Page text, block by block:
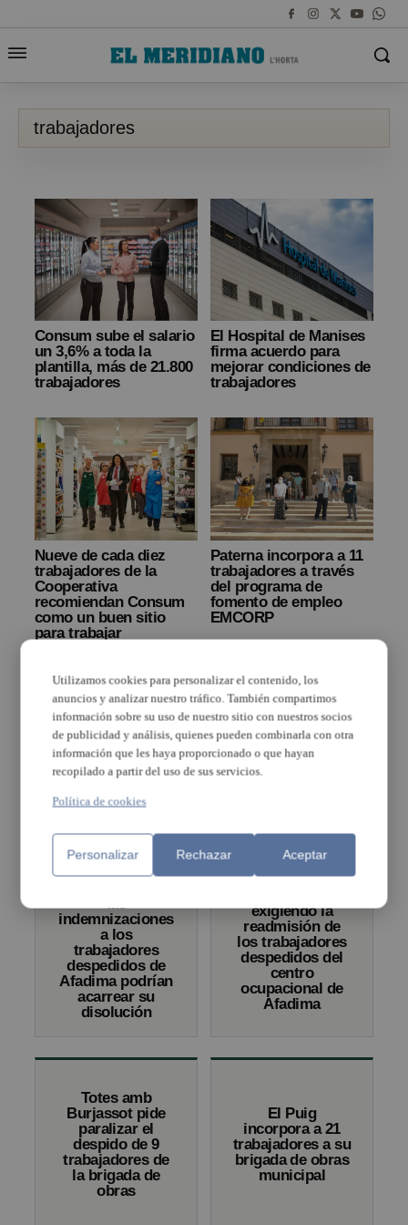
trabajadores
Consum sube el salario
un 3,6% a toda la
plantilla, más de 21.800
trabajadores
El Hospital de Manises
firma acuerdo para
mejorar condiciones de
trabajadores
Nueve de cada diez
trabajadores de la
Cooperativa
recomiendan Consum
como un buen sitio
para trabajar
Paterna incorpora a 11
trabajadores a través
del programa de
fomento de empleo
EMCORP
Massamagrell
contrata a seis
trabajadores con
la ayuda de la
Los trabajadores
de recogida de
basura y
limpieza viaria
de Xirivella
logran mejoras
indemnizaciones
a los
trabajadores
despedidos de
Afadima podrían
acarrear su
disolución
exigiendo la
readmisión de
los trabajadores
despedidos del
centro
ocupacional de
Afadima
Totes amb
Burjassot pide
paralizar el
despido de 9
trabajadores de
la brigada de
obras
El Puig
incorpora a 21
trabajadores a su
brigada de obras
municipal
Utilizamos cookies para personalizar el contenido, los
anuncios y analizar nuestro tráfico. También compartimos
información sobre su uso de nuestro sitio con nuestros socios
de publicidad y análisis, quienes pueden combinarla con otra
información que les haya proporcionado o que hayan
recopilado a partir del uso de sus servicios.
Política de cookies
Personalizar Rechazar Aceptar